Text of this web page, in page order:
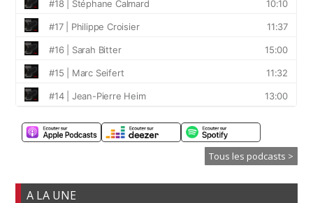
Tous les podcasts >
A LA UNE